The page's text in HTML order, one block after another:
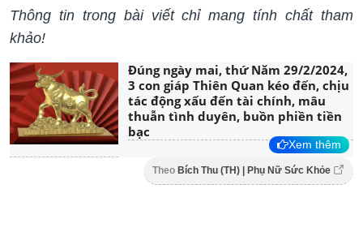
Thông tin trong bài viết chỉ mang tính chất tham
khảo!
Đúng ngày mai, thứ Năm 29/2/2024,
3 con giáp Thiên Quan kéo đến, chịu
tác động xấu đến tài chính, mâu
thuẫn tình duyên, buồn phiền tiền
bạc
Xem thêm
Theo Bích Thu (TH) | Phụ Nữ Sức Khỏe